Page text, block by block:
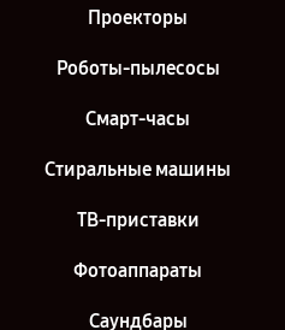
Проекторы
Роботы-пылесосы
Смарт-часы
Стиральные машины
ТВ-приставки
Фотоаппараты
Саундбары